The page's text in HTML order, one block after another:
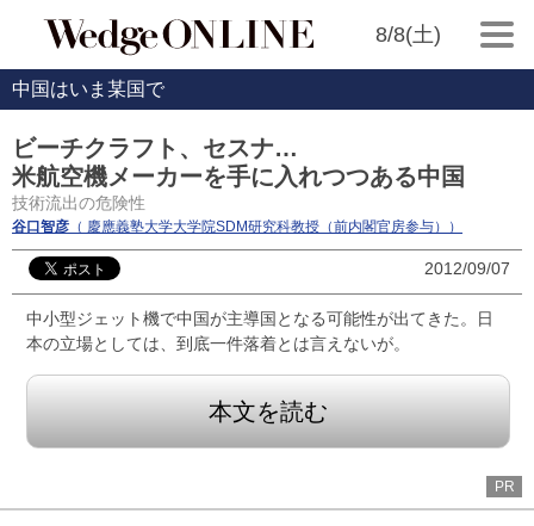
8/8(土)
中国はいま某国で
ビーチクラフト、セスナ…
米航空機メーカーを手に入れつつある中国
技術流出の危険性
谷口智彦 （ 慶應義塾大学大学院SDM研究科教授（前内閣官房参与））
2012/09/07
中小型ジェット機で中国が主導国となる可能性が出てきた。日
本の立場としては、到底一件落着とは言えないが。
本文を読む
PR